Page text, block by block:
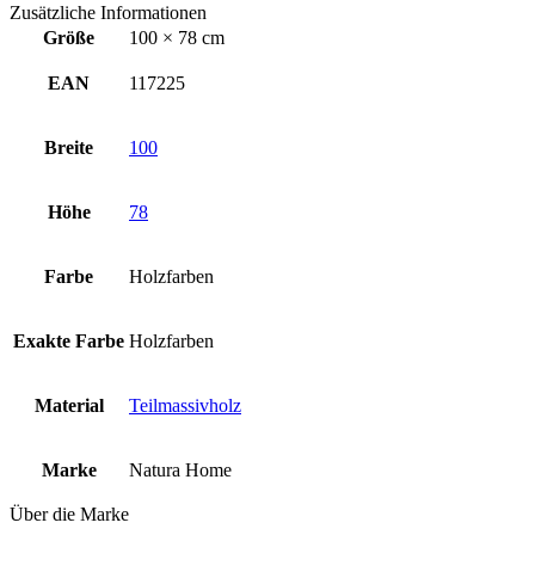
Zusätzliche Informationen
Größe
100 × 78 cm
EAN 117225
Breite 100
Höhe 78
Farbe Holzfarben
Exakte Farbe Holzfarben
Material Teilmassivholz
Marke Natura Home
Über die Marke